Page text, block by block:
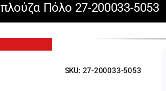
Πόλο 27-200033-5053
SKU: 27-200033-5053